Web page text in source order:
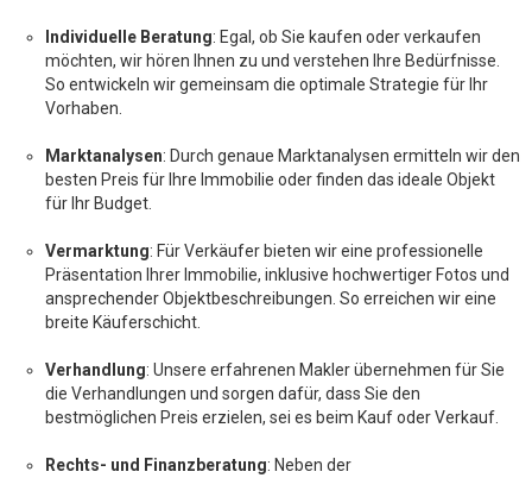
Individuelle Beratung: Egal, ob Sie kaufen oder verkaufen
möchten, wir hören Ihnen zu und verstehen Ihre Bedürfnisse.
So entwickeln wir gemeinsam die optimale Strategie für Ihr
Vorhaben.
Marktanalysen: Durch genaue Marktanalysen ermitteln wir den
besten Preis für Ihre Immobilie oder finden das ideale Objekt
für Ihr Budget.
Vermarktung: Für Verkäufer bieten wir eine professionelle
Präsentation Ihrer Immobilie, inklusive hochwertiger Fotos und
ansprechender Objektbeschreibungen. So erreichen wir eine
breite Käuferschicht.
Verhandlung: Unsere erfahrenen Makler übernehmen für Sie
die Verhandlungen und sorgen dafür, dass Sie den
bestmöglichen Preis erzielen, sei es beim Kauf oder Verkauf.
Rechts- und Finanzberatung: Neben der